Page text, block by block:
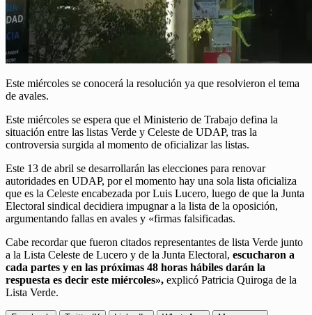
Este miércoles se conocerá la resolución ya que resolvieron el tema
de avales.
Este miércoles se espera que el Ministerio de Trabajo defina la
situación entre las listas Verde y Celeste de UDAP, tras la
controversia surgida al momento de oficializar las listas.
Este 13 de abril se desarrollarán las elecciones para renovar
autoridades en UDAP, por el momento hay una sola lista oficializa
que es la Celeste encabezada por Luis Lucero, luego de que la Junta
Electoral sindical decidiera impugnar a la lista de la oposición,
argumentando fallas en avales y «firmas falsificadas.
Cabe recordar que fueron citados representantes de lista Verde junto
a la Lista Celeste de Lucero y de la Junta Electoral, escucharon a
cada partes y en las próximas 48 horas hábiles darán la
respuesta es decir este miércoles», explicó Patricia Quiroga de la
Lista Verde.